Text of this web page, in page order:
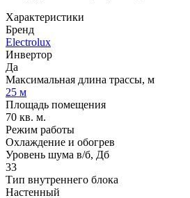
Характеристики
Бренд
Electrolux
Инвертор
Да
Максимальная длина трассы, м
25 м
Площадь помещения
70 кв. м.
Режим работы
Охлаждение и обогрев
Уровень шума в/б, Дб
33
Тип внутреннего блока
Настенный